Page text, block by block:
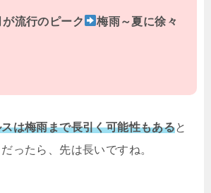
流行のピーク
梅雨～夏に徐々
は梅雨まで長引く可能性もあると
ったら、先は長いですね。